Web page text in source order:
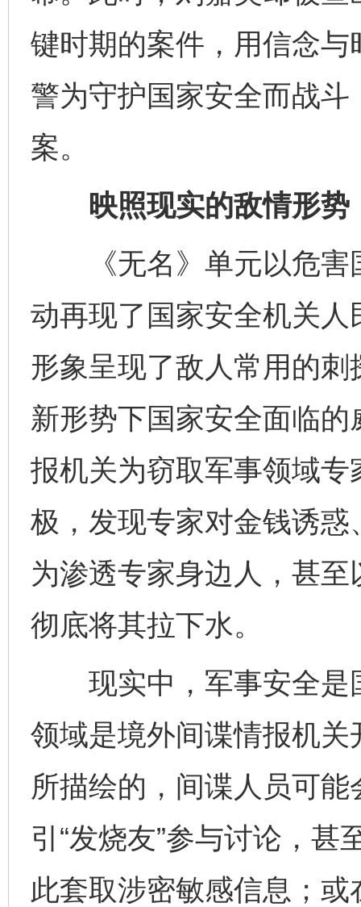
键时期的案件，用信念
警为守护国家安全而战
案。
映照现实的敌情形势
《无名》单元以危害
动再现了国家安全机关
形象呈现了敌人常用的
新形势下国家安全面临
报机关为窃取军事领域
极，发现专家对金钱诱
为渗透专家身边人，甚
彻底将其拉下水。
现实中，军事安全是
领域是境外间谍情报机
所描绘的，间谍人员可
引“发烧友”参与讨论，甚
此套取涉密敏感信息；